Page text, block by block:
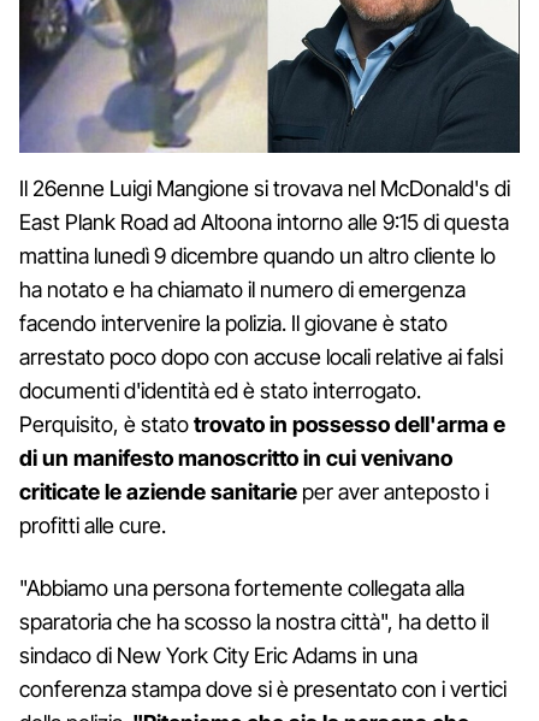
Il 26enne Luigi Mangione si trovava nel McDonald's di
East Plank Road ad Altoona intorno alle 9:15 di questa
mattina lunedì 9 dicembre quando un altro cliente lo
ha notato e ha chiamato il numero di emergenza
facendo intervenire la polizia. Il giovane è stato
arrestato poco dopo con accuse locali relative ai falsi
documenti d'identità ed è stato interrogato.
Perquisito, è statotrovato in possesso dell'arma e
di un manifesto manoscritto in cui venivano
criticate le aziende sanitarie per aver anteposto i
profitti alle cure.
"Abbiamo una persona fortemente collegata alla
sparatoria che ha scosso la nostra città", ha detto il
sindaco di New York City Eric Adams in una
conferenza stampa dove si è presentato con i vertici